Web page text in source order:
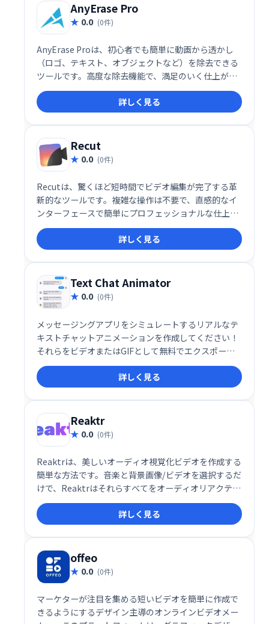
AnyErase Pro
0.0 (0件)
AnyErase Proは、初心者でも簡単に動画から透かし
（ロゴ、テキスト、オブジェクトなど）を除去できる
ツールです。高度な除去機能で、満足のいく仕上がり
を実現。さらに、テキストやブランドを動画に合わせ
てカスタマイズすることで、ブランド認知度向上にも
貢献します。動画編集の効率化とクオリティ向上をサ
ポートします。
詳しく見る
Recut
0.0 (0件)
Recutは、驚くほど短時間でビデオ編集が完了する革
新的なツールです。複雑な操作は不要で、直感的なイ
ンターフェースで簡単にプロフェッショナルな仕上が
りに。時間を大幅に節約し、効率的なビデオ制作を実
現します。
詳しく見る
Text Chat Animator
0.0 (0件)
メッセージングアプリをシミュレートするリアルなテ
キストチャットアニメーションを作成してください！
それらをビデオまたはGIFとして無料でエクスポート
して、ストーリー、コマーシャル、ミームを作成しま
す。
詳しく見る
Reaktr
0.0 (0件)
Reaktrは、美しいオーディオ視覚化ビデオを作成する
簡単な方法です。音楽と背景画像/ビデオを選択するだ
けで、Reaktrはそれらすべてをオーディオリアクティ
ブな視覚化とミックスします。
詳しく見る
offeo
0.0 (0件)
マーケターが注目を集める短いビデオを簡単に作成で
きるようにするデザイン主導のオンラインビデオメー